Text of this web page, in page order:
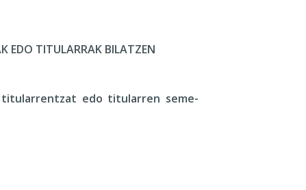
TITULARRAK BILATZEN
titularrentzat edo titularren seme-